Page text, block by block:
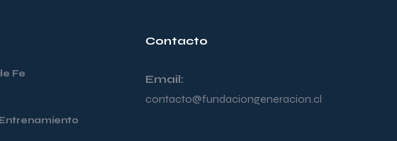
Fe
Contacto
Email:
contacto@fundaciongeneracion.cl